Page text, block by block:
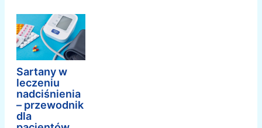
Sartany w
leczeniu
nadciśnienia
– przewodnik
dla